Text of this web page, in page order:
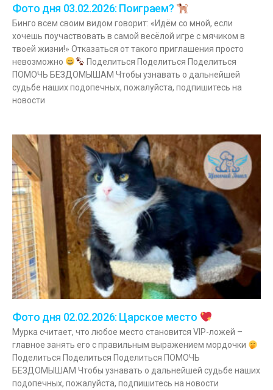
Фото дня 03.02.2026: Поиграем?
Бинго всем своим видом говорит: «Идём со мной, если
хочешь поучаствовать в самой весёлой игре с мячиком в
твоей жизни!» Отказаться от такого приглашения просто
невозможно
Поделиться Поделиться Поделиться
ПОМОЧЬ БЕЗДОМЫШАМ Чтобы узнавать о дальнейшей
судьбе наших подопечных, пожалуйста, подпишитесь на
новости
Фото дня 02.02.2026: Царское место
Мурка считает, что любое место становится VIP-ложей –
главное занять его с правильным выражением мордочки
Поделиться Поделиться Поделиться ПОМОЧЬ
БЕЗДОМЫШАМ Чтобы узнавать о дальнейшей судьбе наших
подопечных, пожалуйста, подпишитесь на новости